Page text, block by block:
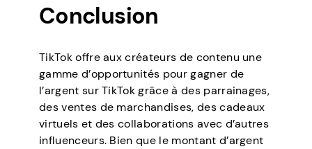
Conclusion
TikTok offre aux créateurs de contenu une
gamme d’opportunités pour gagner de
l’argent sur TikTok grâce à des parrainages,
des ventes de marchandises, des cadeaux
virtuels et des collaborations avec d’autres
influenceurs. Bien que le montant d’argent